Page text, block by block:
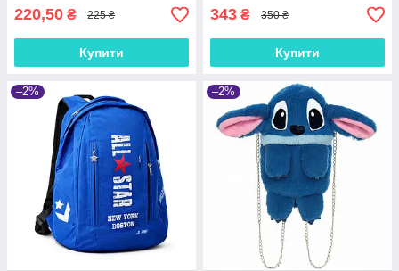
220,50 ₴ 225 ₴
Купити
343 ₴ 350 ₴
Купити
–2% –2%